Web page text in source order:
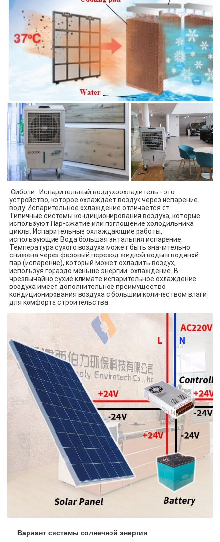
устройство, которое охлаждает воздух через испарение
воду. Испарительное охлаждение отличается от
Типичные системы кондиционирования воздуха, которые
используют Пар-сжатие или поглощение холодильника
циклы. Испарительные охлаждающие работы,
использующие Вода большая энтальпия испарение.
Температура сухого воздуха может быть значительно
снижена через фазовый переход жидкой воды в водяной
пар (испарение), который может охладить воздух,
используя гораздо меньше энергии  охлаждение. В
чрезвычайно сухие климате испарительное охлаждение
воздуха имеет дополнительное преимущество
кондиционирования воздуха с большим количеством влаги
для комфорта строительства
Вариант системы солнечной энергии